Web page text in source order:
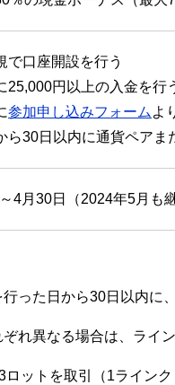
で口座開設を行う
25,000円以上の入金を行
参加申し込みフォーム よ
ら30日以内に通貨ペア
4月30日（2024年5月も
った日から30日以内に
れ異なる場合は、ライ
ットを取引（1ライン